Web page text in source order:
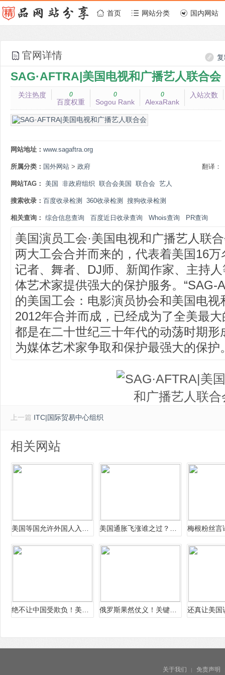
首页 网站分类 国内网站
官网详情
SAG·AFTRA|美国电视和广播艺人联合会
关注热度 0
百度权重
0
Sogou Rank
0
AlexaRank
入站次数
网站地址： www.sagaftra.org
所属分类： 国外网站 > 政府 翻译：
网站TAG： 美国 非政府组织 联合会美国 联合会 艺人
搜索收录： 百度收录检测 360收录检测 搜狗收录检测
相关查询： 综合信息查询 百度近日收录查询 Whois查询 PR查询
美国演员工会·美国电视和广播艺人联
两大工会合并而来的，代表着美国16
记者、舞者、DJ师、新闻作家、主持
体艺术家提供强大的保护服务。“SAG-
的美国工会：电影演员协会和美国电
2012年合并而成，已经成为了全美最
都是在二十世纪三十年代的动荡时期
为媒体艺术家争取和保护最强大的保护
上一篇 ITC|国际贸易中心组织
相关网站
关于我们 | 免责声明